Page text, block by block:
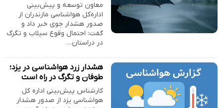
معاون توسعه و پیش‌بینی
اداره‌کل هواشناسی مازندران از
صدور هشدار جوی خبر داد و
گفت: احتمال وقوع سیلاب و تگرگ
در دراستان…
هشدار زرد هواشناسی در یزد؛
طوفان و تگرگ در راه است
کارشناس پیش‌بینی اداره کل
هواشناسی یزد از صدور هشدار